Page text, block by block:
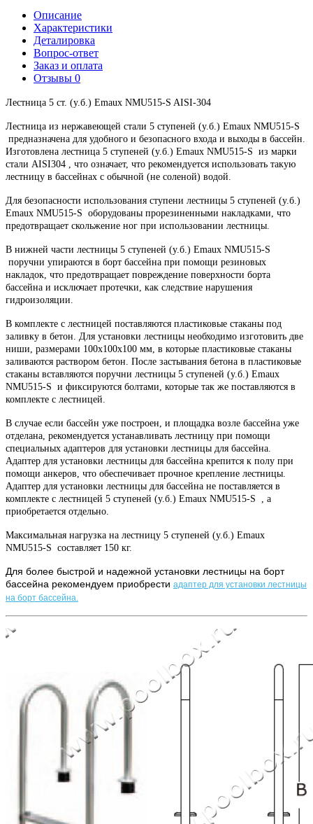
Описание
Характеристики
Деталировка
Вопрос-ответ
Заказ и оплата
Отзывы 0
Лестница 5 ст. (у.б.) Emaux NMU515-S AISI-304
Лестница из нержавеющей стали 5 ступеней (у.б.) Emaux NMU515-S
предназначена для удобного и безопасного входа и выходы в бассейн.
Изготовлена лестница 5 ступеней (у.б.) Emaux NMU515-S из марки
стали AISI304 , что означает, что рекомендуется использовать такую
лестницу в бассейнах с обычной (не соленой) водой.
Для безопасности использования ступени лестницы 5 ступеней (у.б.)
Emaux NMU515-S оборудованы прорезиненными накладками, что
предотвращает скольжение ног при использовании лестницы.
В нижней части лестницы 5 ступеней (у.б.) Emaux NMU515-S
поручни упираются в борт бассейна при помощи резиновых
накладок, что предотвращает повреждение поверхности борта
бассейна и исключает протечки, как следствие нарушения
гидроизоляции.
В комплекте с лестницей поставляются пластиковые стаканы под
заливку в бетон. Для установки лестницы необходимо изготовить две
ниши, размерами 100х100х100 мм, в которые пластиковые стаканы
заливаются раствором бетон. После застывания бетона в пластиковые
стаканы вставляются поручни лестницы 5 ступеней (у.б.) Emaux
NMU515-S и фиксируются болтами, которые так же поставляются в
комплекте с лестницей.
В случае если бассейн уже построен, и площадка возле бассейна уже
отделана, рекомендуется устанавливать лестницу при помощи
специальных адаптеров для установки лестницы для бассейна.
Адаптер для установки лестницы для бассейна крепится к полу при
помощи анкеров, что обеспечивает прочное крепление лестницы.
Адаптер для установки лестницы для бассейна не поставляется в
комплекте с лестницей 5 ступеней (у.б.) Emaux NMU515-S , а
приобретается отдельно.
Максимальная нагрузка на лестницу 5 ступеней (у.б.) Emaux
NMU515-S составляет 150 кг.
Для более быстрой и надежной установки лестницы на борт
бассейна рекомендуем приобрести адаптер для установки лестницы
на борт бассейна.